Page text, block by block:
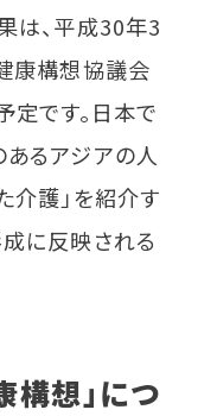
は、平成30年3
康構想協議会
定です。日本で
るアジアの人
介護」を紹介す
に反映される
構想」につ